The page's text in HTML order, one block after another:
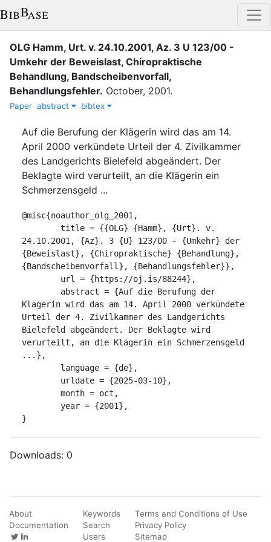
OLG Hamm, Urt. v. 24.10.2001, Az. 3 U 123/00 -
Umkehr der Beweislast, Chiropraktische
Behandlung, Bandscheibenvorfall,
Behandlungsfehler. October, 2001.
Paper abstract bibtex
Auf die Berufung der Klägerin wird das am 14.
April 2000 verkündete Urteil der 4. Zivilkammer
des Landgerichts Bielefeld abgeändert. Der
Beklagte wird verurteilt, an die Klägerin ein
Schmerzensgeld ...
@misc{noauthor_olg_2001,
24.10.2001, {Az}. 3 {U} 123/00 - {Umkehr} der
{Beweislast}, {Chiropraktische} {Behandlung},
{Bandscheibenvorfall}, {Behandlungsfehler}},
Klägerin wird das am 14. April 2000 verkündete
Urteil der 4. Zivilkammer des Landgerichts
Bielefeld abgeändert. Der Beklagte wird
verurteilt, an die Klägerin ein Schmerzensgeld
...},
}
Downloads: 0
About
Documentation
Keywords
Search
Users
Terms and Conditions of Use
Privacy Policy
Sitemap